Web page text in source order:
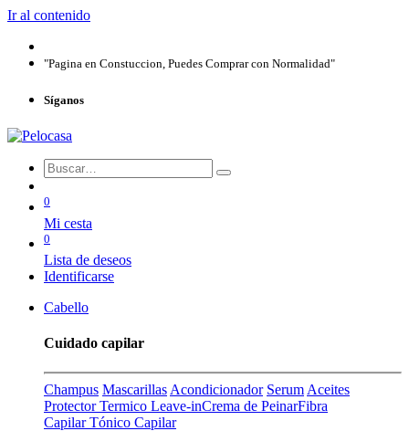
Ir al contenido
"Pagina en Constuccion, Puedes Comprar con Normalidad"
Síganos
0
Mi cesta
0
Lista de deseos
Identificarse
Cabello
Cuidado capilar
Champus Mascarillas Acondicionador Serum Aceites
Protector Termico Leave-inCrema de PeinarFibra
CapilarTónico Capilar